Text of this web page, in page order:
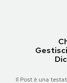
Il Post è una